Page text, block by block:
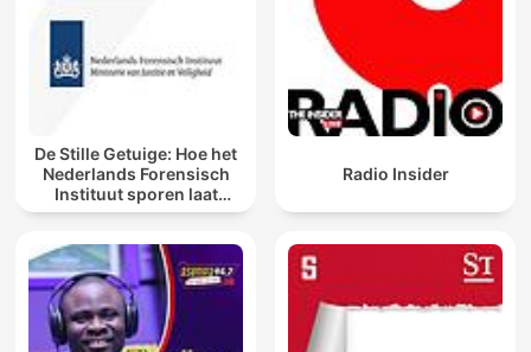
De Stille Getuige: Hoe het
Nederlands Forensisch
Instituut sporen laat
spreken
Radio Insider